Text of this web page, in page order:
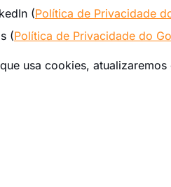
(Política de Privacidade
(Política de Privacidade do
usa cookies, atualizaremos